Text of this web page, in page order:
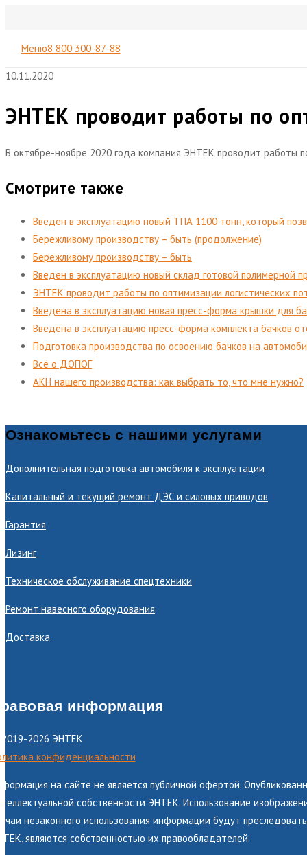
Меню8 800 300-87-88
10.11.2020
ЭНТЕК проводит работы по
В октябре-ноябре 2020 года компания ЭНТЕК проводит работы
Смотрите также
Введен в эксплуатацию новый ТПА 1100 тонн, который
Бережливому производству – быть (продолжение)
Бережливому производству – быть
Введен в эксплуатацию новый склад готовой полимерной
ЭНТЕК проводит работы по оптимизации логистических
Введена в эксплуатацию новая пресс-форма крышки для
Введена в эксплуатацию пресс-форма комплекта бачков
Подготовка производства по освоению бачков на
Всё о ДОПОГ
АКН нашего производства: как выбрать то, что мне нужно?
Ознакомьтесь с нашими услугами
Дополнительная подготовка автомобиля к эксплуатации
Капитальный и текущий ремонт ДЭС и силовых приводов
Гарантия
Лизинг
Техническое обслуживание спецтехники
Ремонт навесного оборудования
Доставка
информация
2026 ЭНТЕК
конфиденциальности
на сайте не является публичной офертой.
собственности ЭНТЕК. Использование
незаконного использования информации будут
являются собственностью их правообладателей.